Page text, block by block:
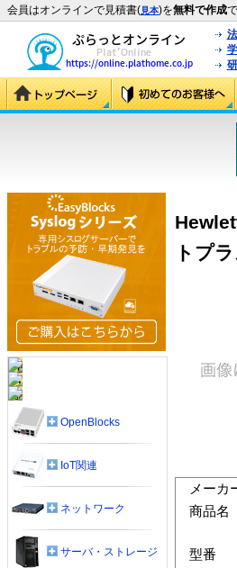
会員はオンラインで見積書(見本)を無料で作成
トプ
メーカ
商品名
型番
OpenBlocks
IoT関連
ネットワーク
サーバ・ストレージ